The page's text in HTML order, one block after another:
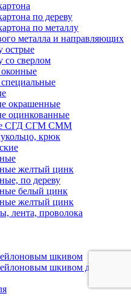
по дереву
по металлу
металла и направляющих
острые
со сверлом
окрашенные
оцинкованные
СГД СГМ СММ
крюк
желтый цинк
по дереву
белый цинк
желтый цинк
лента, проволока
шкивом
шкивом двойные